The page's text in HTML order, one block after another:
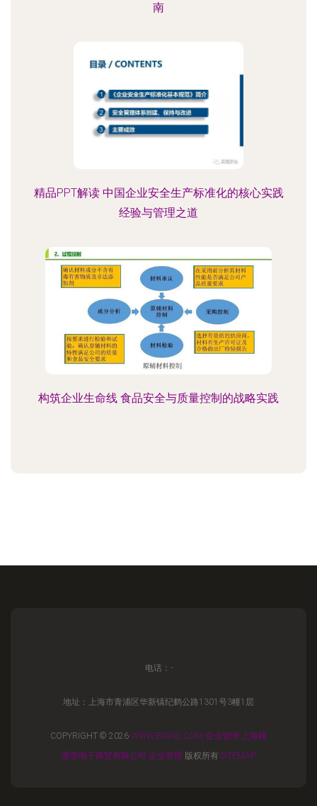
南
精品PPT解读 中国企业安全生产标准化的核心实践
经验与管理之道
构筑企业生命线 食品安全与质量控制的战略实践
电话：-
地址：上海市青浦区华新镇纪鹤公路1301号3幢1层
COPYRIGHT © 2026 WWW.BIWUL.COM 企业管理
上海顾
墨萤电子商贸有限公司 企业管理 版权所有 SITEMAP